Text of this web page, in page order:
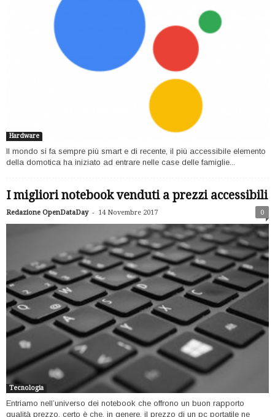
Hardware
Il mondo si fa sempre più smart e di recente, il più accessibile elemento
della domotica ha iniziato ad entrare nelle case delle famiglie...
I migliori notebook venduti a prezzi accessibili
Redazione OpenDataDay - 14 Novembre 2017 0
Tecnologia
Entriamo nell’universo dei notebook che offrono un buon rapporto
qualità prezzo, certo è che, in genere, il prezzo di un pc portatile ne